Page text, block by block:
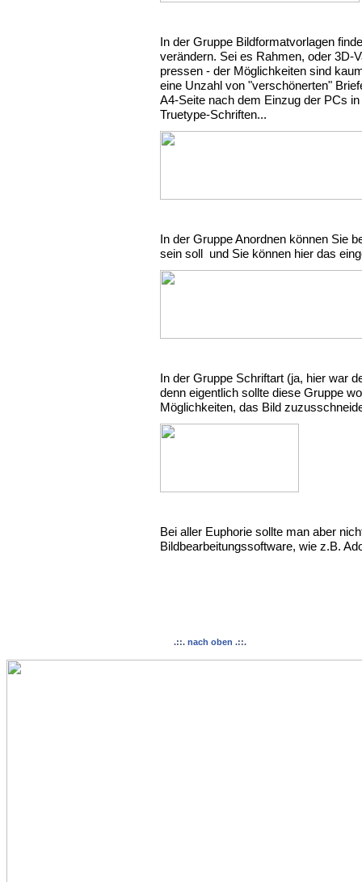
In der Gruppe Bildformatvorlagen
verändern. Sei es Rahmen, oder 3D-
pressen - der Möglichkeiten sind
eine Unzahl von "verschönerten"
A4-Seite nach dem Einzug der PCs
Truetype-Schriften...
In der GruppeAnordnenkönnen Sie
sein soll und Sie können hier das
In der Gruppe Schriftart (ja, hier war
denn eigentlich sollte diese Gruppe
Möglichkeiten, das Bild
Bei aller Euphorie sollte man aber
Bildbearbeitungssoftware, wie z.B.
.::. nach oben .::.